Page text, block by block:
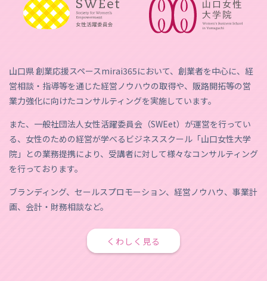
山口県 創業応援スペースmirai365において、創業者を中心に、経
営相談・指導等を通じた経営ノウハウの取得や、販路開拓等の営
業力強化に向けたコンサルティングを実施しています。
また、一般社団法人女性活躍委員会（SWEet）が運営を行ってい
る、女性のための経営が学べるビジネススクール「山口女性大学
院」との業務提携により、受講者に対して様々なコンサルティング
を行っております。
ブランディング、セールスプロモーション、経営ノウハウ、事業計
画、会計・財務相談など。
くわしく見る